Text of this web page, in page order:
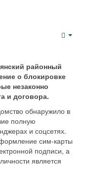
районный
о блокировке
незаконно
и договора.
обнаружило в
полную
и соцсетях.
сим-карты
подписи, а
является